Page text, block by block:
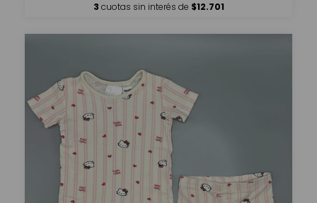
3 cuotas sin interés de $12.701